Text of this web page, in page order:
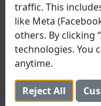
Beste Low
Pasta-
23. Oktober 2023
traffic. This
like Meta
others. By clicking
technologies. You
anytime.
Reject All